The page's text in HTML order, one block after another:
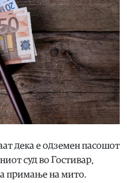
дека е одземен пасошот
суд во Гостивар,
примање на мито.